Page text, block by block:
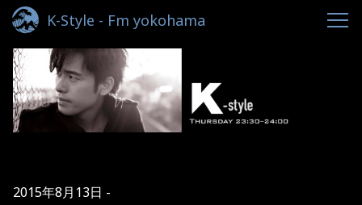
K-Style - Fm yokohama
2015年8月13日